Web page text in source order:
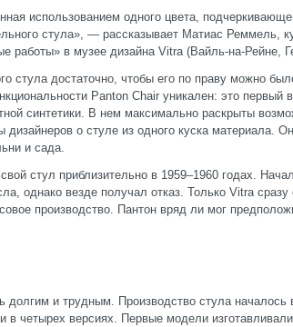
использованием одного цвета,
стула», — рассказывает Матиас Реммель,
работы» в музее дизайна Vitra (Вайль-на-Рейне,
стула достаточно, чтобы его по праву можно
Panton Chair уникален: это первый
синтетики. В нем максимально раскрыты
о стуле из одного куска материала.
и сада.
стул приблизительно в 1959–1960 годах.
однако везде получал отказ. Только Vitra сразу
производство. Пантон вряд ли мог
долгим и трудным. Производство стула началось
в четырех версиях. Первые модели